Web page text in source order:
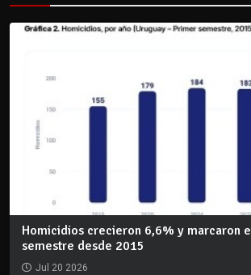
Homicidios crecieron 6,6% y marcaron
semestre desde 2015
Jul 20 2026